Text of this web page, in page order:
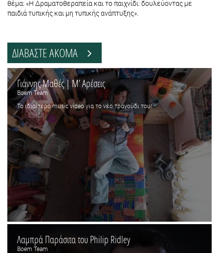
θέμα: «Η Δραματοθεραπεία και το παιχνίδι: δουλεύοντας με
παιδιά τυπικής και μη τυπικής ανάπτυξης».
ΔΙΑΒΑΣΤΕ ΑΚΟΜΑ
Γιάννης Μαθές | Μ’ Αρέσεις
Boem Team
Το ιδιαίτερο music video για το νέο τραγούδι του!
Λαμπρά Παράσιτα του Philip Ridley
Boem Team